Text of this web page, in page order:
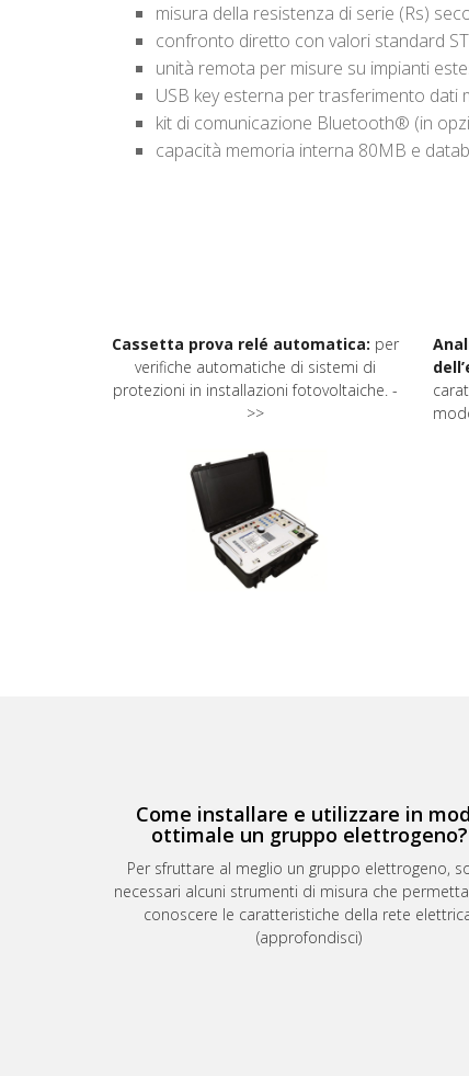
misura della resistenza di serie (Rs)
confronto diretto con valori standard
unità remota per misure su impianti
USB key esterna per trasferimento dati
kit di comunicazione Bluetooth® (in
capacità memoria interna 80MB e
Cassetta prova relé automatica: per
verifiche automatiche di sistemi di
protezioni in installazioni fotovoltaiche. -
>>
Come installare e utilizzare in
ottimale un gruppo elettrogeno?
Per sfruttare al meglio un gruppo elettrogeno,
necessari alcuni strumenti di misura che
conoscere le caratteristiche della rete
(approfondisci)